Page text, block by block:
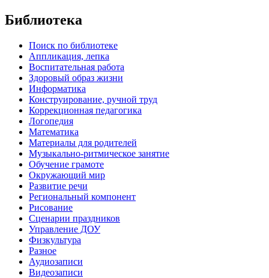
Библиотека
Поиск по библиотеке
Аппликация, лепка
Воспитательная работа
Здоровый образ жизни
Информатика
Конструирование, ручной труд
Коррекционная педагогика
Логопедия
Математика
Материалы для родителей
Музыкально-ритмическое занятие
Обучение грамоте
Окружающий мир
Развитие речи
Региональный компонент
Рисование
Сценарии праздников
Управление ДОУ
Физкультура
Разное
Аудиозаписи
Видеозаписи